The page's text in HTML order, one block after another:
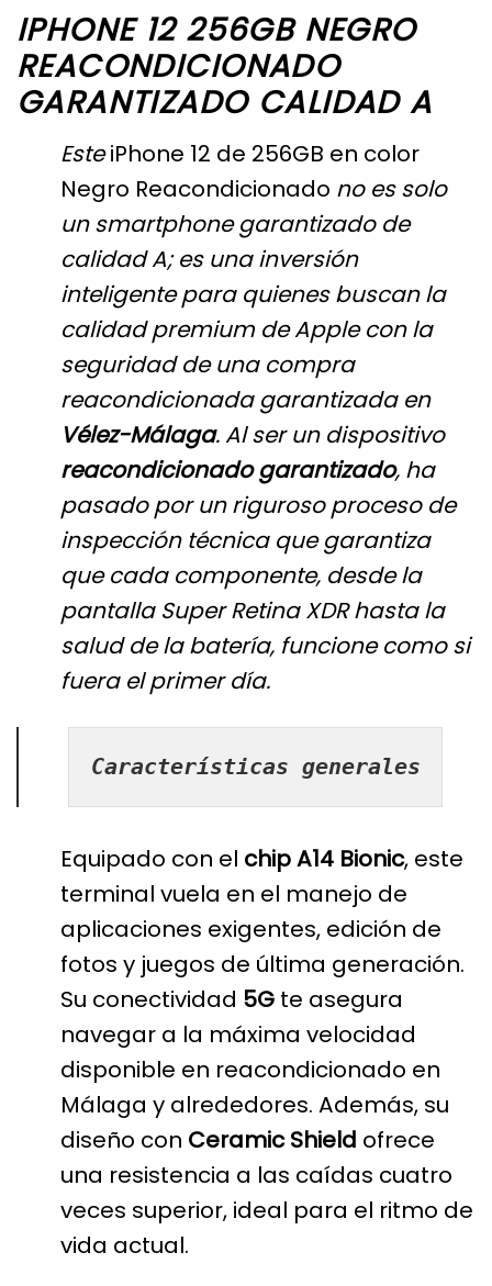
IPHONE 12 256GB NEGRO
REACONDICIONADO
GARANTIZADO CALIDAD A
EsteiPhone 12 de 256GB en color
Negro Reacondicionado no es solo
un smartphone garantizado de
calidad A; es una inversión
inteligente para quienes buscan la
calidad premium de Apple con la
seguridad de una compra
reacondicionada garantizada en
Vélez-Málaga. Al ser un dispositivo
reacondicionado garantizado, ha
pasado por un riguroso proceso de
inspección técnica que garantiza
que cada componente, desde la
pantalla Super Retina XDR hasta la
salud de la batería, funcione como si
fuera el primer día.
Características generales
Equipado con el chip A14 Bionic, este
terminal vuela en el manejo de
aplicaciones exigentes, edición de
fotos y juegos de última generación.
Su conectividad 5G te asegura
navegar a la máxima velocidad
disponible en reacondicionado en
Málaga y alrededores. Además, su
diseño con Ceramic Shield ofrece
una resistencia a las caídas cuatro
veces superior, ideal para el ritmo de
vida actual.